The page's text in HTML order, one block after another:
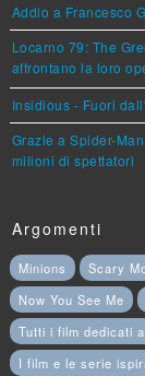
Addio a Francesco
Locarno 79: The
affrontano la loro
Insidious - Fuori
Grazie a Spider-
milioni di spettatori
Argomenti
Minions Scary
Now You See Me
Tutti i film dedicati
I film e le serie